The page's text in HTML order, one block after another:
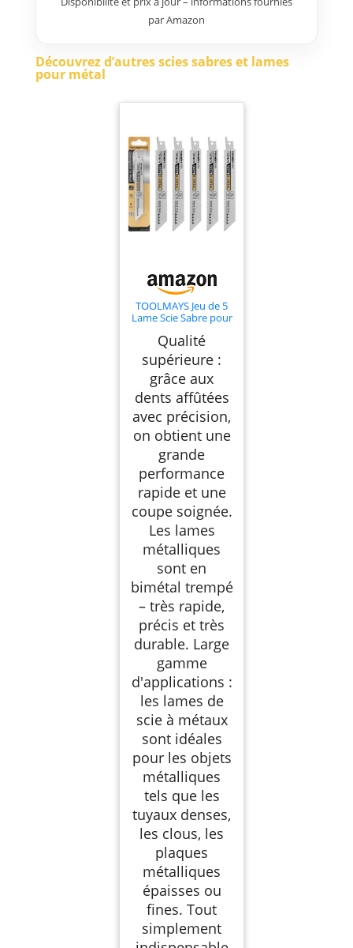
par Amazon
Découvrez d’autres scies sabres et lames
pour métal
TOOLMAYS Jeu de 5
Lame Scie Sabre pour
– Lames Bimétal Acier
pour Coupes Rapides
et Propres,
Accessoires de Scie
Sabre Bi-métal
Qualité
supérieure :
grâce aux
dents affûtées
avec précision,
on obtient une
grande
performance
rapide et une
coupe soignée.
Les lames
métalliques
sont en
bimétal trempé
– très rapide,
précis et très
durable. Large
gamme
d'applications :
les lames de
scie à métaux
sont idéales
pour les objets
métalliques
tels que les
tuyaux denses,
les clous, les
plaques
métalliques
épaisses ou
fines. Tout
simplement